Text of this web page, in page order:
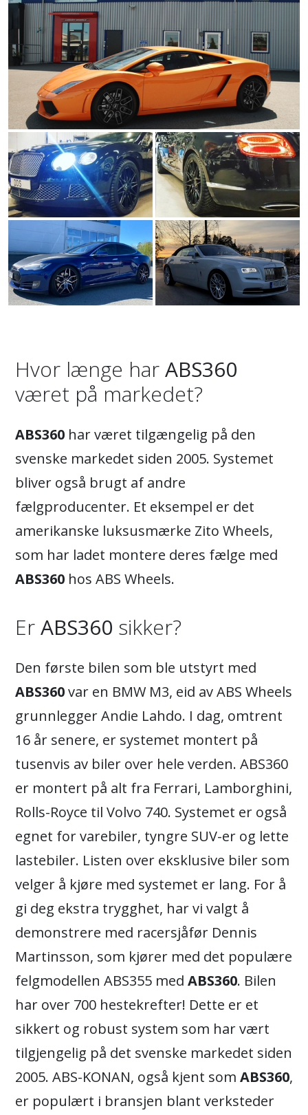
kvalitetsstempler for autoreservedele
(TUV). I dag foregår al produktion inden
for flow-forming i ABS Wheels' fabrikker.
KILDE.
Det svenske museum for opfindere har
nævntABS360som månedens
opfindelse. Her kan du finde alle svenske
opfindelser. "Det er sjovt at se navet
sammen med kendte navne som Alfred
Nobel", siger grundlægger og ejer af ABS
WheelsAndie Lahdo.KILDE.
Ved at brugeABS360styrker du
strukturen af fælgen ved at forstærke
MITSUBISHI, NISSAN, OPEL, PEUGEOT,
PORSCHE, RENAULT, SAAB, SEAT, SKODA,
SMART, SSANGYONG, SUZUKI, TOYOTA,
VOLKSWAGEN, VOLVO, Tesla (Model 3, X, Y
og S).
Godt at vide:kendt som "variabel
boltmønster" "kona" 360-kona "ABS360" i
almindelig tale.
Hvor længe harABS360
været på markedet?
ABS360 har været tilgængelig på den
svenske markedet siden 2005. Systemet
bliver også brugt af andre
fælgproducenter. Et eksempel er det
amerikanske luksusmærke Zito Wheels,
som har ladet montere deres fælge med
ABS360 hos ABS Wheels.
ErABS360 sikker?
Den første bilen som ble utstyrt med
ABS360var en BMW M3, eid av ABS Wheels
grunnlegger Andie Lahdo. I dag, omtrent
16 år senere, er systemet montert på
tusenvis av biler over hele verden. ABS360
er montert på alt fra Ferrari, Lamborghini,
Rolls-Royce til Volvo 740. Systemet er også
egnet for varebiler, tyngre SUV-er og lette
lastebiler. Listen over eksklusive biler som
velger å kjøre med systemet er lang. For å
gi deg ekstra trygghet, har vi valgt å
demonstrere med racersjåfør Dennis
Martinsson, som kjører med det populære
felgmodellen ABS355 med ABS360. Bilen
har over 700 hestekrefter! Dette er et
sikkert og robust system som har vært
tilgjengelig på det svenske markedet siden
2005. ABS-KONAN, også kjent som ABS360,
er populært i bransjen blant verksteder